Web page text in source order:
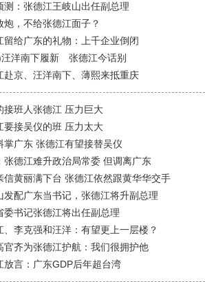
测：张德江王岐山出任副总理
炮，不给张德江面子？
留给广东的礼物：上千企业倒闭
汪洋南下履新 张德江今话别
赴京、汪洋南下、薄熙来抵重庆
接班人张德江 压力巨大
要接吴仪的班 压力太大
掌广东 张德江有望接替吴仪
张德江难升政治局常委 但调离广东
信黄丽满下台 张德江依然跟黄华华交手
发配广东当书记，张德江将升副总理
委书记张德江将出任副总理
、李克强和汪洋：有望更上一层楼？
官齐为张德江护航：我们很拥护他
放言：广东GDP后年超台湾